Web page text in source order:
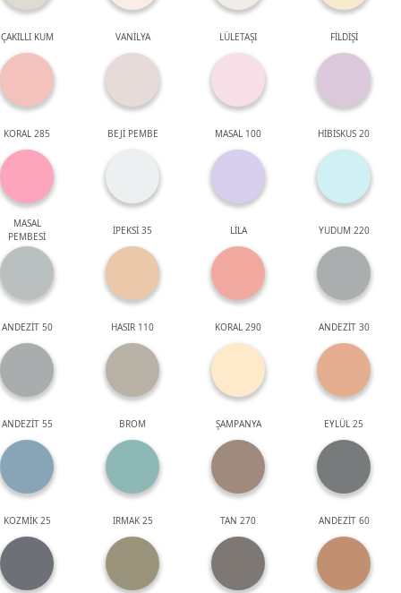
ÇAKILLI KUM VANİLYA LÜLETAŞI FİLDİŞİ
KORAL 285 BEJİ PEMBE MASAL 100 HİBİSKUS 20
MASAL
PEMBESİ
İPEKSİ 35 LİLA YUDUM 220
ANDEZİT 50 HASIR 110 KORAL 290 ANDEZİT 30
ANDEZİT 55 BROM ŞAMPANYA EYLÜL 25
KOZMİK 25 IRMAK 25 TAN 270 ANDEZİT 60